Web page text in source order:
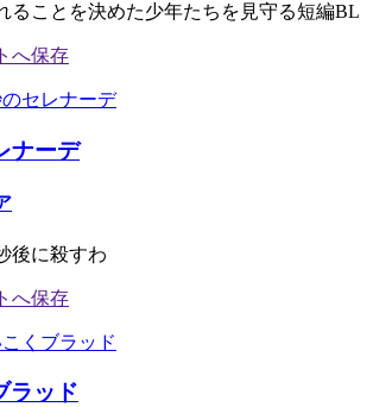
ることを決めた少年たちを見守る短編BL
ナーデ
後に殺すわ
ラッド